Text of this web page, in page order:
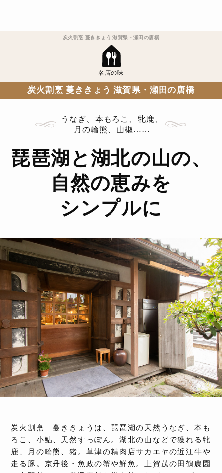
名店の味
炭火割烹 蔓ききょう 滋賀県・瀬田の唐橋
炭火割烹 蔓ききょう 滋賀県・瀬田の唐橋
うなぎ、本もろこ、牝鹿、
月の輪熊、山椒……
琵琶湖と湖北の山の、
自然の恵みを
シンプルに
炭火割烹 蔓ききょうは、琵琶湖の天然うなぎ、本も
ろこ、小鮎、天然すっぽん。湖北の山などで獲れる牝
鹿、月の輪熊、猪。草津の精肉店サカエヤの近江牛や
走る豚。京丹後・魚政の蟹や鮮魚。上賀茂の田鶴農園